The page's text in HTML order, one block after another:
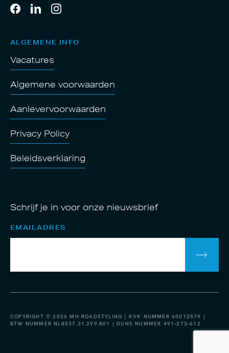
ALGEMENE INFO
Vacatures
Algemene voorwaarden
Aanlevervoorwaarden
Privacy Policy
Beleidsverklaring
Schrijf je in voor onze nieuwsbrief
EMAILADRES
COPYRIGHT © 2026 MH ROADSTYLING | KVK NUMMER 60012579 |
BTW NUMMER NL8537.31.299.B01 | DUNS NUMMER 491-273-612